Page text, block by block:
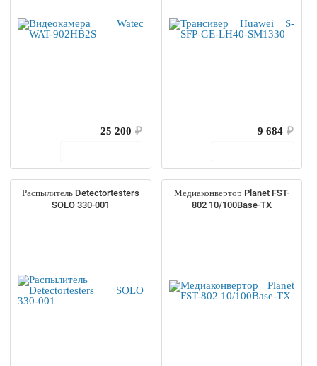
25 200 ₽
9 684 ₽
Распылитель Detectortesters
SOLO 330-001
Медиаконвертор Planet FST-
802 10/100Base-TX